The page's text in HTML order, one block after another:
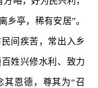
乡亭，稀有安居”。
间疾苦，常出入乡
姓兴修水利、致力
恩德，尊其为“召